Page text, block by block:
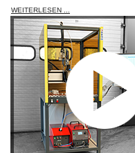
WEITERLESEN ...